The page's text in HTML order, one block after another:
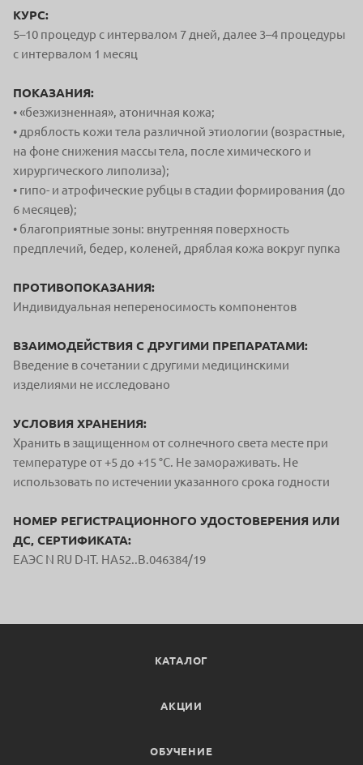
КУРС:
5–10 процедур с интервалом 7 дней, далее 3–4 процедуры
с интервалом 1 месяц
ПОКАЗАНИЯ:
• «безжизненная», атоничная кожа;
• дряблость кожи тела различной этиологии (возрастные,
на фоне снижения массы тела, после химического и
хирургического липолиза);
• гипо- и атрофические рубцы в стадии формирования (до
6 месяцев);
• благоприятные зоны: внутренняя поверхность
предплечий, бедер, коленей, дряблая кожа вокруг пупка
ПРОТИВОПОКАЗАНИЯ:
Индивидуальная непереносимость компонентов
ВЗАИМОДЕЙСТВИЯ С ДРУГИМИ ПРЕПАРАТАМИ:
Введение в сочетании с другими медицинскими
изделиями не исследовано
УСЛОВИЯ ХРАНЕНИЯ:
Хранить в защищенном от солнечного света месте при
температуре от +5 до +15 °С. Не замораживать. Не
использовать по истечении указанного срока годности
НОМЕР РЕГИСТРАЦИОННОГО УДОСТОВЕРЕНИЯ ИЛИ
ДС, СЕРТИФИКАТА:
ЕAЭС N RU D-IT. HA52..B.046384/19
КАТАЛОГ
АКЦИИ
ОБУЧЕНИЕ